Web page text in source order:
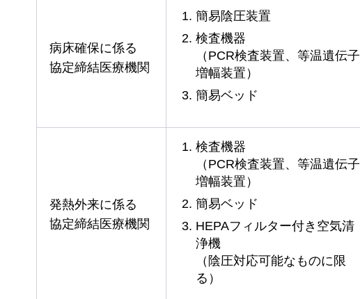
病床確保に係る
協定締結医療機関
簡易陰圧装置
検査機器
（PCR検査装置、等温遺伝子
増幅装置）
簡易ベッド
発熱外来に係る
協定締結医療機関
検査機器
（PCR検査装置、等温遺伝子
増幅装置）
簡易ベッド
HEPAフィルター付き空気清
浄機
（陰圧対応可能なものに限
る）